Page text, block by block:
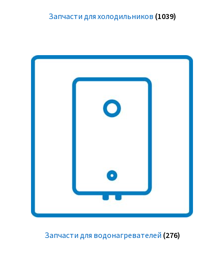
Запчасти для холодильников (1039)
Запчасти для водонагревателей (276)